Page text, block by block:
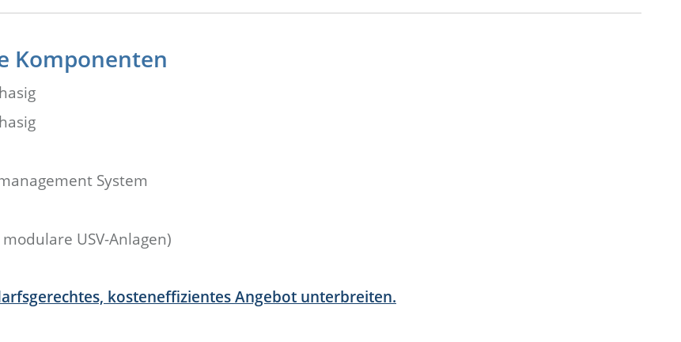
Komponenten
System
USV-Anlagen)
kosteneffizientes Angebot unterbreiten.